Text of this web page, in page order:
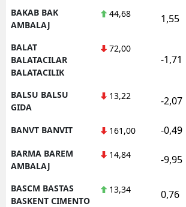
BAKAB BAK
AMBALAJ
44,68 1,55
BALAT
BALATACILAR
BALATACILIK
72,00
-1,71
BALSU BALSU
GIDA
13,22 -2,07
BANVT BANVIT 161,00 -0,49
BARMA BAREM
AMBALAJ
14,84 -9,95
BASCM BASTAS
BASKENT CIMENTO
13,34 0,76